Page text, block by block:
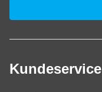
Kundeservice